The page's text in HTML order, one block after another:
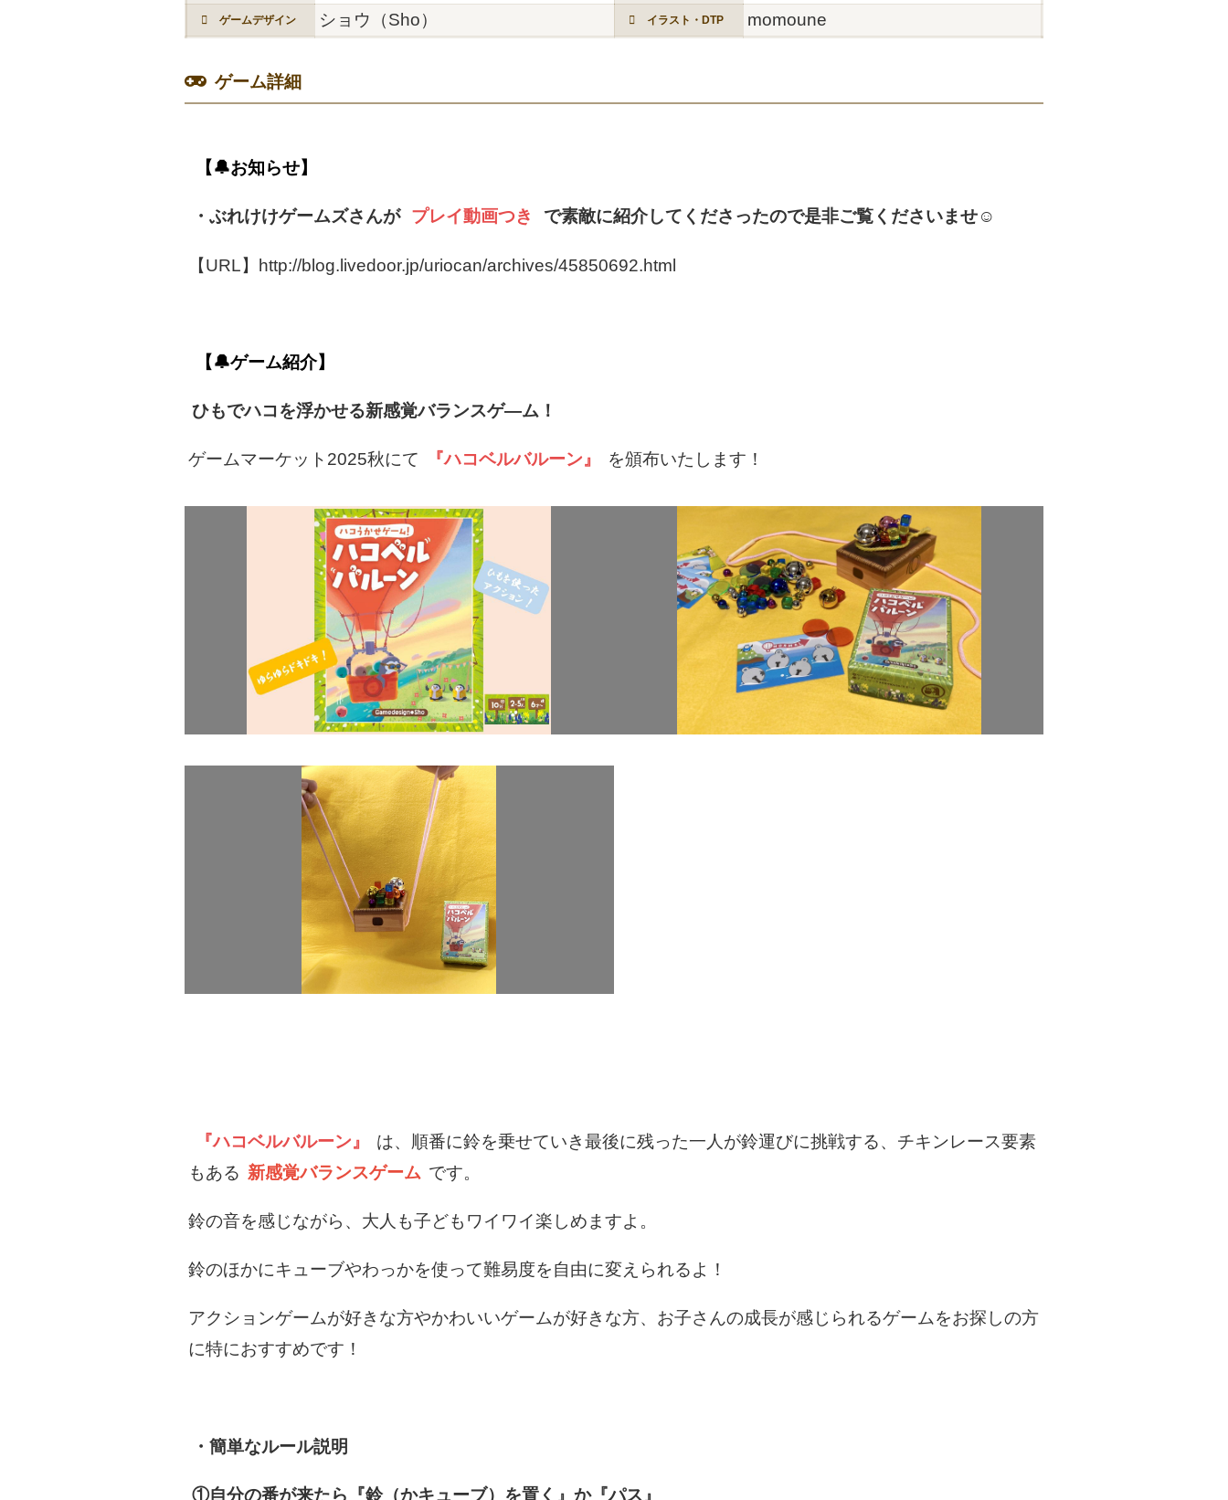
ゲームデザイン ショウ（Sho） イラスト・DTP momoune
ゲーム詳細
【🔔お知らせ】
・ぶれけけゲームズさんが プレイ動画つき で素敵に紹介してくださったので是非ご覧くださいませ☺️
【URL】http://blog.livedoor.jp/uriocan/archives/45850692.html
【🔔ゲーム紹介】
ひもでハコを浮かせる新感覚バランスゲ―ム！
ゲームマーケット2025秋にて 『ハコベルバルーン』 を頒布いたします！
『ハコベルバルーン』
は、順番に鈴を乗せていき最後に残った一人が鈴運びに挑戦する、チキンレース要素
もある 新感覚バランスゲーム です。
鈴の音を感じながら、大人も子どもワイワイ楽しめますよ。
鈴のほかにキューブやわっかを使って難易度を自由に変えられるよ！
アクションゲームが好きな方やかわいいゲームが好きな方、お子さんの成長が感じられるゲームをお探しの方
に特におすすめです！
・簡単なルール説明
①自分の番が来たら『鈴（かキューブ）を置く』か『パス』